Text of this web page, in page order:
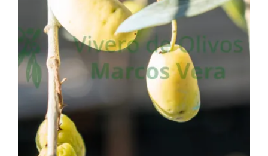
opciones
se
pueden
elegir
en
página
producto